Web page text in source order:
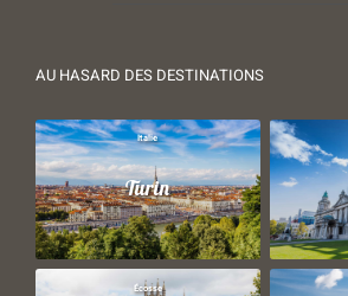
AU HASARD DES DESTINATIONS
Italie
Turin
Écosse